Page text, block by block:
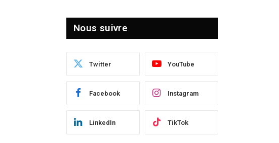
Nous suivre
Twitter YouTube
Facebook Instagram
LinkedIn TikTok